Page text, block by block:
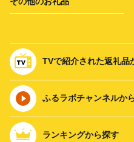
TVで紹介された返礼品
ふるラボチャンネルか
ランキングから探す